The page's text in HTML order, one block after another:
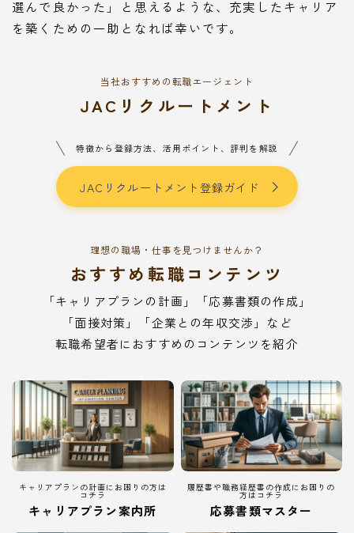
選んで良かった」と思えるような、充実したキャリア
を築くための一助となれば幸いです。
当社おすすめの転職エージェント
JACリクルートメント
特徴から登録方法、活用ポイント、評判を解説
JACリクルートメント登録ガイド
理想の職場・仕事を見つけませんか？
おすすめ転職コンテンツ
「キャリアプランの計画」「応募書類の作成」
「面接対策」「企業との年収交渉」など
転職希望者におすすめのコンテンツを紹介
キャリアプランの計画にお困りの方は
コチラ
キャリアプラン案内所
履歴書や職務経歴書の作成にお困りの
方はコチラ
応募書類マスター